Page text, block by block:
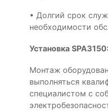
• Долгий срок
необходимости
Установка SPA3150:
Монтаж
выполняться
специалистом с